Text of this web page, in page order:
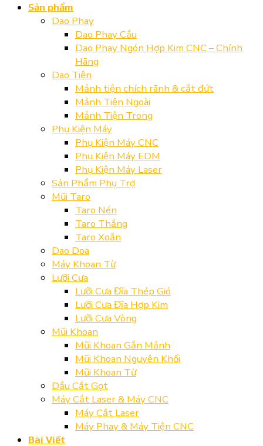
Sản phẩm
Dao Phay
Dao Phay Cầu
Dao Phay Ngón Hợp Kim CNC – Chính
Hãng
Dao Tiện
Mảnh tiện chích rãnh & cắt đứt
Mảnh Tiện Ngoài
Mảnh Tiện Trong
Phụ Kiện Máy
Phụ Kiện Máy CNC
Phụ Kiện Máy EDM
Phụ Kiện Máy Laser
Sản Phẩm Phụ Trợ
Mũi Taro
Taro Nén
Taro Thẳng
Taro Xoắn
Dao Doa
Máy Khoan Từ
Lưỡi Cưa
Lưỡi Cưa Đĩa Thép Gió
Lưỡi Cưa Đĩa Hợp Kim
Lưỡi Cưa Vòng
Mũi Khoan
Mũi Khoan Gắn Mảnh
Mũi Khoan Nguyên Khối
Mũi Khoan Từ
Dầu Cắt Gọt
Máy Cắt Laser & Máy CNC
Máy Cắt Laser
Máy Phay & Máy Tiện CNC
Bài Viết